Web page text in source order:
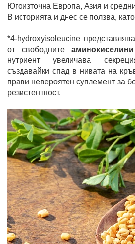
Югоизточна Европа, Азия и
В историята и днес се ползва,
*4-hydroxyisoleucine
от свободните аминокиселини
нутриент увеличава
създавайки спад в нивата на
прави невероятен суплемент за
резистентност.